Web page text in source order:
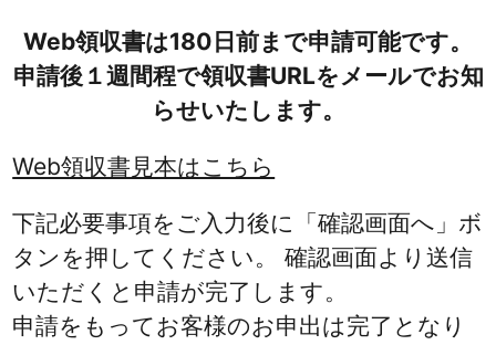
Web領収書は180日前まで申請可能です。
申請後１週間程で領収書URLをメールでお知
らせいたします。
Web領収書見本はこちら
下記必要事項をご入力後に「確認画面へ」ボ
タンを押してください。 確認画面より送信
いただくと申請が完了します。
申請をもってお客様のお申出は完了となり